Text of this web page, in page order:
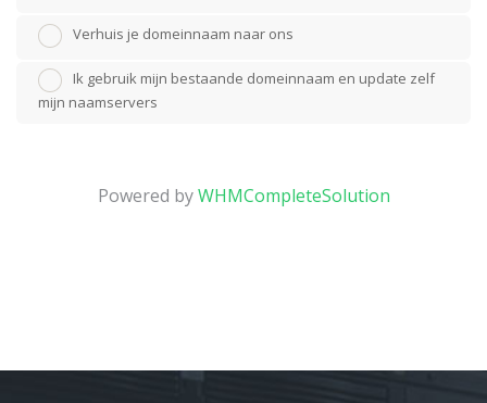
Verhuis je domeinnaam naar ons
Ik gebruik mijn bestaande domeinnaam en update zelf
mijn naamservers
Powered byWHMCompleteSolution